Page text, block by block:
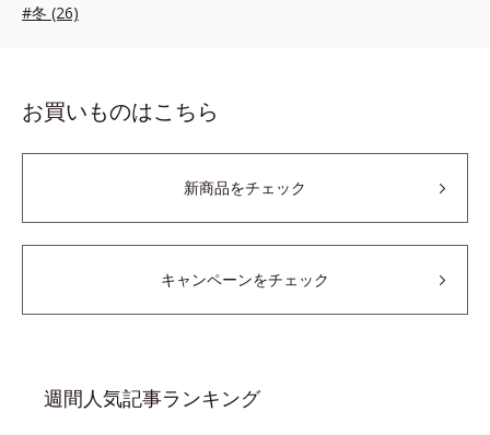
#冬 (26)
お買いものはこちら
新商品をチェック
キャンペーンをチェック
週間人気記事ランキング